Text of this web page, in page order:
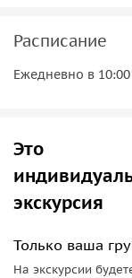
виноFondillón или
полакомиться
вдохновляет и
Расписание
Ежедневно в 10:00
Это
экскурсия
Только ваша
На экскурсии